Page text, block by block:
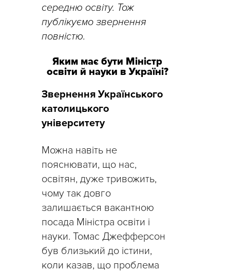
середню освіту. Тож
публікуємо звернення
повністю.
Яким має бути Міністр
освіти й науки в Україні?
Звернення Українського
католицького
університету
Можна навіть не
пояснювати, що нас,
освітян, дуже тривожить,
чому так довго
залишається вакантною
посада Міністра освіти і
науки. Томас Джефферсон
був близький до істини,
коли казав, що проблема